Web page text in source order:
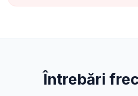
Întrebări